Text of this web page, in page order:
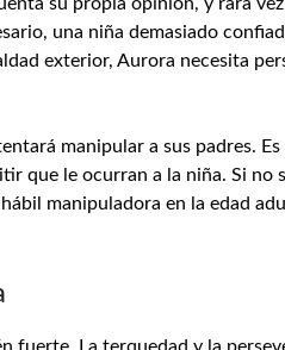
una niña demasiado
exterior, Aurora necesita
manipular a sus padres.
que le ocurran a la niña. Si no
manipuladora en la edad